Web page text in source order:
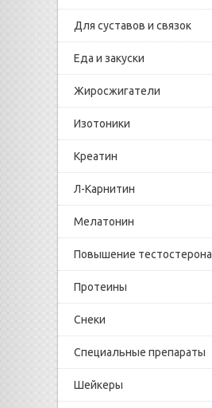
Для суставов и связок
Еда и закуски
Жиросжигатели
Изотоники
Креатин
Л-Карнитин
Мелатонин
Повышение тестостерона
Протеины
Снеки
Специальные препараты
Шейкеры